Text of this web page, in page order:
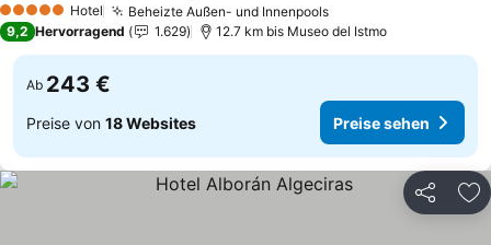
5 Sterne Hotel Beheizte Außen- und InnenpoolsPreise sehen
Preise sehen
9,2 Hervorragend 1.629 12.7 km bis Museo del Istmo
Ab 243 €
Preise von 18 Websites Preise sehen
Teilen